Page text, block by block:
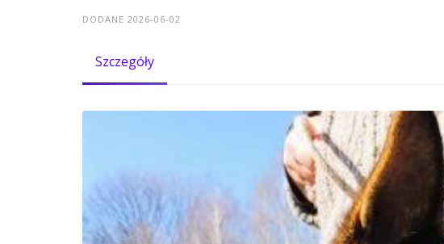
DODANE 2026-06-02
Szczegóły